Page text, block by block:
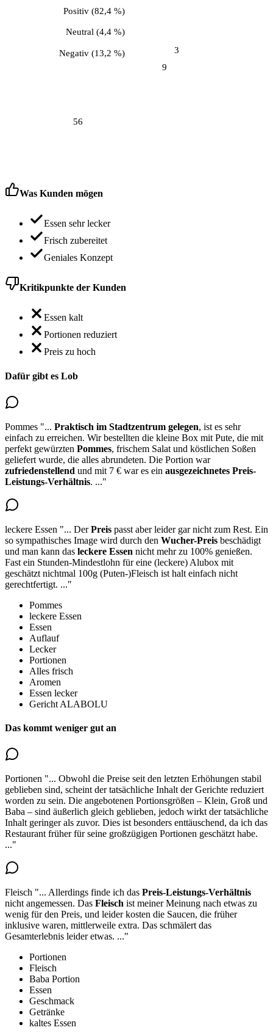
9
Negativ(13,2 %) 3
Neutral(4,4 %)
56
Positiv(82,4 %)
Was Kunden mögen
Essen sehr lecker
Frisch zubereitet
Geniales Konzept
Kritikpunkte der Kunden
Essen kalt
Portionen reduziert
Preis zu hoch
Dafür gibt es Lob
Pommes "... Praktisch im Stadtzentrum gelegen, ist es sehr
einfach zu erreichen. Wir bestellten die kleine Box mit Pute, die mit
perfekt gewürzten Pommes, frischem Salat und köstlichen Soßen
geliefert wurde, die alles abrundeten. Die Portion war
zufriedenstellend und mit 7 € war es ein ausgezeichnetes Preis-
Leistungs-Verhältnis. ..."
leckere Essen "... DerPreis passt aber leider gar nicht zum Rest. Ein
so sympathisches Image wird durch den Wucher-Preis beschädigt
und man kann das leckere Essen nicht mehr zu 100% genießen.
Fast ein Stunden-Mindestlohn für eine (leckere) Alubox mit
geschätzt nichtmal 100g (Puten-)Fleisch ist halt einfach nicht
gerechtfertigt. ..."
Pommes
leckere Essen
Essen
Auflauf
Lecker
Portionen
Alles frisch
Aromen
Essen lecker
Gericht ALABOLU
Das kommt weniger gut an
Portionen "... Obwohl die Preise seit den letzten Erhöhungen stabil
geblieben sind, scheint der tatsächliche Inhalt der Gerichte reduziert
worden zu sein. Die angebotenen Portionsgrößen – Klein, Groß und
Baba – sind äußerlich gleich geblieben, jedoch wirkt der tatsächliche
Inhalt geringer als zuvor. Dies ist besonders enttäuschend, da ich das
Restaurant früher für seine großzügigen Portionen geschätzt habe.
..."
Fleisch "... Allerdings finde ich das Preis-Leistungs-Verhältnis
nicht angemessen. Das Fleisch ist meiner Meinung nach etwas zu
wenig für den Preis, und leider kosten die Saucen, die früher
inklusive waren, mittlerweile extra. Das schmälert das
Gesamterlebnis leider etwas. ..."
Portionen
Fleisch
Baba Portion
Essen
Geschmack
Getränke
kaltes Essen